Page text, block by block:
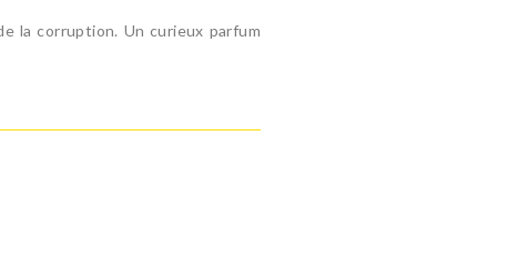
la corruption. Un curieux parfum